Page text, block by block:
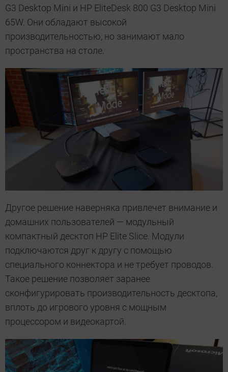
G3 Desktop Mini и HP EliteDesk 800 G3 Desktop Mini
65W. Они обладают высокой
производительностью, но занимают мало
пространства на столе.
Другое решение наверняка привлечет внимание и
домашних пользователей — модульный
компактный десктоп HP Elite Slice. Модули
подключаются друг к другу с помощью
специального коннектора и не требует проводов.
Такое решение позволяет заранее
сконфигурировать производительность десктопа,
вплоть до игрового уровня с мощным
процессором и видеокартой.